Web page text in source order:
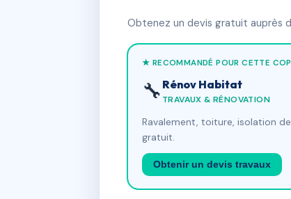
Obtenez un devis gratuit auprès
★ RECOMMANDÉ POUR CETTE
🔧 Rénov Habitat
TRAVAUX & RÉNOVATION
Ravalement, toiture, isolation
gratuit.
Obtenir un devis travaux